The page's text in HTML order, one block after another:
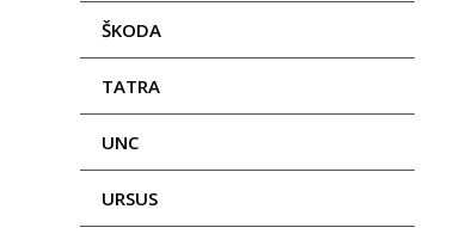
ŠKODA
TATRA
UNC
URSUS